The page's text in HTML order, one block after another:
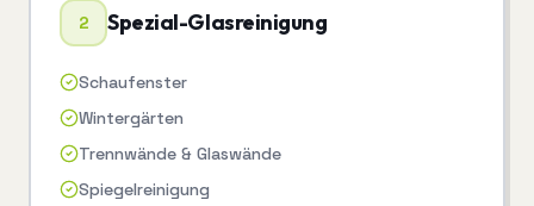
2 Spezial-Glasreinigung
Schaufenster
Wintergärten
Trennwände & Glaswände
Spiegelreinigung